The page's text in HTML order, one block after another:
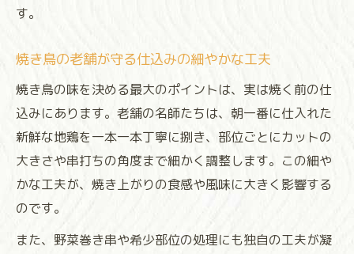
す。
焼き鳥の老舗が守る仕込みの細やかな工夫
焼き鳥の味を決める最大のポイントは、実は焼く前の仕
込みにあります。老舗の名師たちは、朝一番に仕入れた
新鮮な地鶏を一本一本丁寧に捌き、部位ごとにカットの
大きさや串打ちの角度まで細かく調整します。この細や
かな工夫が、焼き上がりの食感や風味に大きく影響する
のです。
また、野菜巻き串や希少部位の処理にも独自の工夫が凝